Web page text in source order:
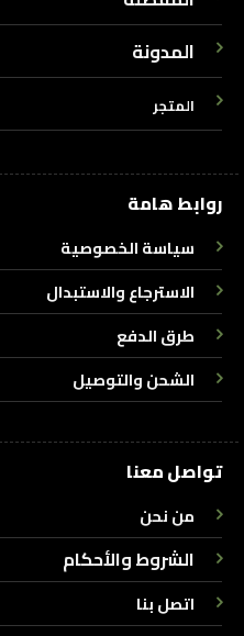
المدونة
المتجر
روابط هامة
سياسة الخصوصية
الاسترجاع والاستبدال
طرق الدفع
الشحن والتوصيل
تواصل معنا
من نحن
الشروط والأحكام
اتصل بنا